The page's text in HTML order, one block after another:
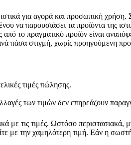
για αγορά και προσωπική χρήση.
να παρουσιάσει τα προϊόντα της
το πραγματικό προϊόν είναι
πάσα στιγμή, χωρίς προηγούμενη
τιμές πώλησης.
των τιμών δεν επηρεάζουν
τις τιμές. Ωστόσο περιστασιακά,
με την χαμηλότερη τιμή. Εάν η